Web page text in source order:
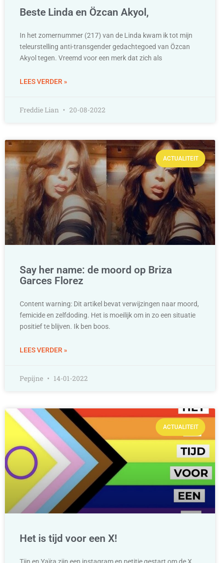
Beste Linda en Özcan Akyol,
In het zomernummer (217) van de Linda kwam ik tot mijn
teleurstelling anti-transgender gedachtegoed van Özcan
Akyol tegen. Vreemd voor een merk dat zich als
LEES VERDER »
Freddie Lian 20-08-2022
ACTUALITEIT
Say her name: de moord op Briza
Garces Florez
Content warning: Dit artikel bevat verwijzingen naar moord,
femicide en zelfdoding. Het is moeilijk om in zo een situatie
positief te blijven. Ik ben boos.
LEES VERDER »
Pepijne 14-01-2022
ACTUALITEIT
Het is tijd voor een X!